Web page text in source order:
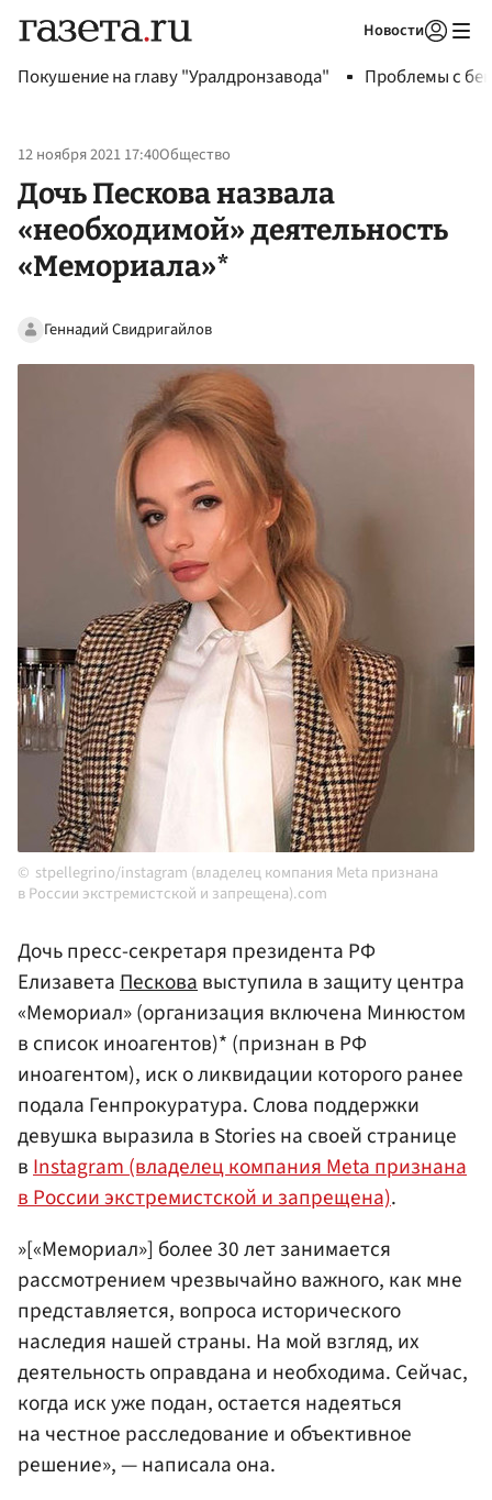
Новости
Покушение на главу "Уралдронзавода" Проблемы с
12 ноября 2021 17:40Общество
Дочь Пескова назвала
«необходимой» деятельность
«Мемориала»*
Геннадий Свидригайлов
stpellegrino/instagram (владелец компания Meta признана
в России экстремистской и запрещена).com
Дочь пресс-секретаря президента РФ
ЕлизаветаПесковавыступила в защиту центра
«Мемориал» (организация включена Минюстом
в список иноагентов)* (признан в РФ
иноагентом), иск о ликвидации которого ранее
подала Генпрокуратура. Слова поддержки
девушка выразила в Stories на своей странице
вInstagram (владелец компания Meta признана
в России экстремистской и запрещена).
»[«Мемориал»] более 30 лет занимается
рассмотрением чрезвычайно важного, как мне
представляется, вопроса исторического
наследия нашей страны. На мой взгляд, их
деятельность оправдана и необходима. Сейчас,
когда иск уже подан, остается надеяться
на честное расследование и объективное
решение», — написала она.